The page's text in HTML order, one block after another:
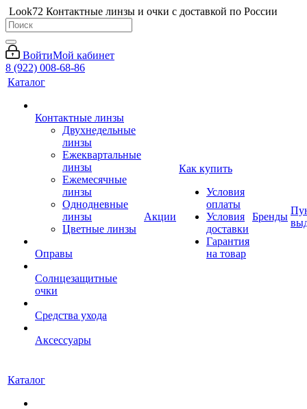
Look72 Контактные линзы и очки с доставкой по России
ВойтиМой кабинет
8 (922) 008-68-86
Каталог
Контактные линзы
Двухнедельные
линзы
Ежеквартальные
линзы
Ежемесячные
линзы
Однодневные
линзы
Цветные линзы
Оправы
Солнцезащитные
очки
Средства ухода
Аксессуары
Акции
Как купить
Условия
оплаты
Условия
доставки
Гарантия
на товар
Бренды
Каталог